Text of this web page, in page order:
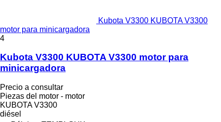
Kubota V3300 KUBOTA V3300
motor para minicargadora
4
Kubota V3300 KUBOTA V3300 motor para
minicargadora
Precio a consultar
Piezas del motor - motor
KUBOTA V3300
diésel